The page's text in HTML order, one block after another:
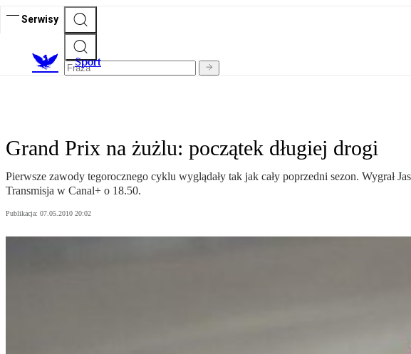
Serwisy
Sport
Grand Prix na żużlu: początek długiej drogi
Pierwsze zawody tegorocznego cyklu wyglądały tak jak cały poprzedni sezon. Wygrał
Transmisja w Canal+ o 18.50.
Publikacja: 07.05.2010 20:02